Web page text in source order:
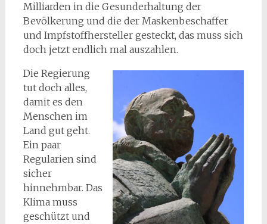
Milliarden in die Gesunderhaltung der
Bevölkerung und die der Maskenbeschaffer
und Impfstoffhersteller gesteckt, das muss sich
doch jetzt endlich mal auszahlen.
Die Regierung
tut doch alles,
damit es den
Menschen im
Land gut geht.
Ein paar
Regularien sind
sicher
hinnehmbar. Das
Klima muss
geschützt und